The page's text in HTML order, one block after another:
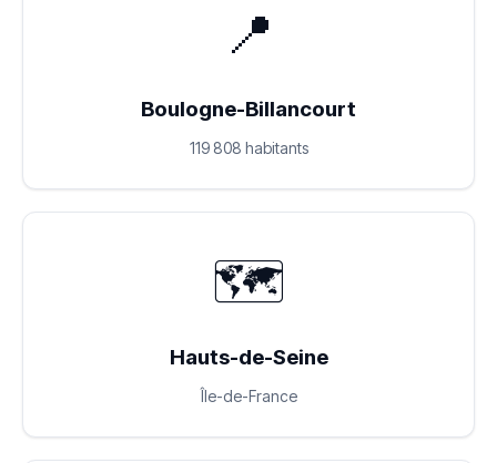
📍
Boulogne-Billancourt
119 808 habitants
🗺️
Hauts-de-Seine
Île-de-France